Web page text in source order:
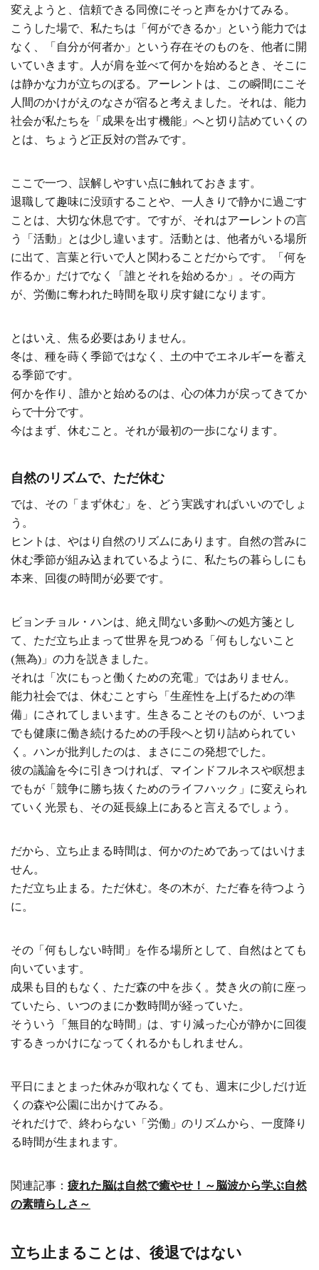
変えようと、信頼できる同僚にそっと声をかけてみる。
こうした場で、私たちは「何ができるか」という能力では
なく、「自分が何者か」という存在そのものを、他者に開
いていきます。人が肩を並べて何かを始めるとき、そこに
は静かな力が立ちのぼる。アーレントは、この瞬間にこそ
人間のかけがえのなさが宿ると考えました。それは、能力
社会が私たちを「成果を出す機能」へと切り詰めていくの
とは、ちょうど正反対の営みです。
ここで一つ、誤解しやすい点に触れておきます。
退職して趣味に没頭することや、一人きりで静かに過ごす
ことは、大切な休息です。ですが、それはアーレントの言
う「活動」とは少し違います。活動とは、他者がいる場所
に出て、言葉と行いで人と関わることだからです。「何を
作るか」だけでなく「誰とそれを始めるか」。その両方
が、労働に奪われた時間を取り戻す鍵になります。
とはいえ、焦る必要はありません。
冬は、種を蒔く季節ではなく、土の中でエネルギーを蓄え
る季節です。
何かを作り、誰かと始めるのは、心の体力が戻ってきてか
らで十分です。
今はまず、休むこと。それが最初の一歩になります。
自然のリズムで、ただ休む
では、その「まず休む」を、どう実践すればいいのでしょ
う。
ヒントは、やはり自然のリズムにあります。自然の営みに
休む季節が組み込まれているように、私たちの暮らしにも
本来、回復の時間が必要です。
ビョンチョル・ハンは、絶え間ない多動への処方箋とし
て、ただ立ち止まって世界を見つめる「何もしないこと
(無為)」の力を説きました。
それは「次にもっと働くための充電」ではありません。
能力社会では、休むことすら「生産性を上げるための準
備」にされてしまいます。生きることそのものが、いつま
でも健康に働き続けるための手段へと切り詰められてい
く。ハンが批判したのは、まさにこの発想でした。
彼の議論を今に引きつければ、マインドフルネスや瞑想ま
でもが「競争に勝ち抜くためのライフハック」に変えられ
ていく光景も、その延長線上にあると言えるでしょう。
だから、立ち止まる時間は、何かのためであってはいけま
せん。
ただ立ち止まる。ただ休む。冬の木が、ただ春を待つよう
に。
その「何もしない時間」を作る場所として、自然はとても
向いています。
成果も目的もなく、ただ森の中を歩く。焚き火の前に座っ
ていたら、いつのまにか数時間が経っていた。
そういう「無目的な時間」は、すり減った心が静かに回復
するきっかけになってくれるかもしれません。
平日にまとまった休みが取れなくても、週末に少しだけ近
くの森や公園に出かけてみる。
それだけで、終わらない「労働」のリズムから、一度降り
る時間が生まれます。
関連記事： 疲れた脳は自然で癒やせ！～脳波から学ぶ自然
の素晴らしさ～
立ち止まることは、後退ではない